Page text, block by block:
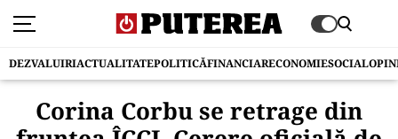
DEZVALUIRIACTUALITATEPOLITICĂFINANCIARECONOMIESOCIAL
Corina Corbu se retrage din